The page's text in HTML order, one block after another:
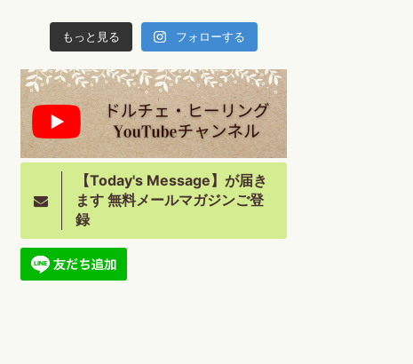
もっと見る フォローする
【Today's Message】が届き
ます 無料メールマガジンご登
録